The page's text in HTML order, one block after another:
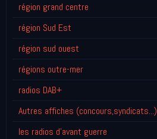
région grand centre
région Sud Est
région sud ouest
régions outre-mer
radios DAB+
Autres affiches (concours,syndicats...)
les radios d'avant guerre